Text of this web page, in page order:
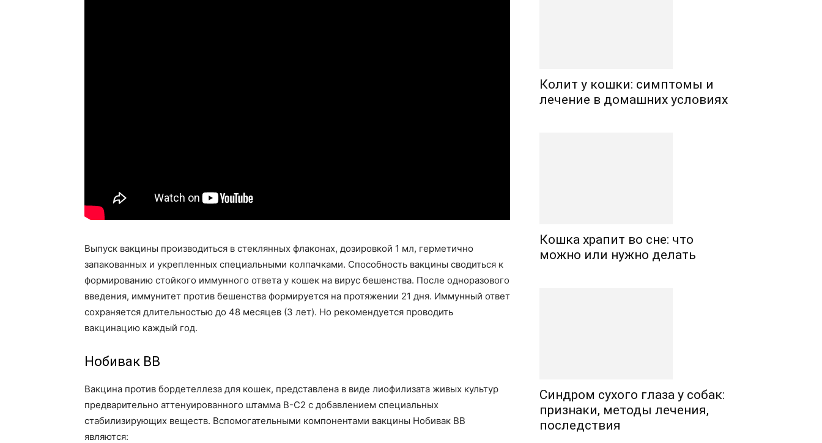
Выпуск вакцины производиться в стеклянных флаконах, дозировкой 1 мл, герметично
запакованных и укрепленных специальными колпачками. Способность вакцины сводиться к
формированию стойкого иммунного ответа у кошек на вирус бешенства. После одноразового
введения, иммунитет против бешенства формируется на протяжении 21 дня. Иммунный ответ
сохраняется длительностью до 48 месяцев (3 лет). Но рекомендуется проводить
вакцинацию каждый год.
Нобивак ВВ
Вакцина против бордетеллеза для кошек, представлена в виде лиофилизата живых культур
предварительно аттенуированного штамма В-С2 с добавлением специальных
стабилизирующих веществ. Вспомогательными компонентами вакцины Нобивак ВВ
являются:
Колит у кошки: симптомы и
лечение в домашних условиях
Кошка храпит во сне: что
можно или нужно делать
Синдром сухого глаза у собак:
признаки, методы лечения,
последствия